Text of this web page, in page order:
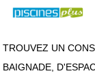
TROUVEZ UN
BAIGNADE,